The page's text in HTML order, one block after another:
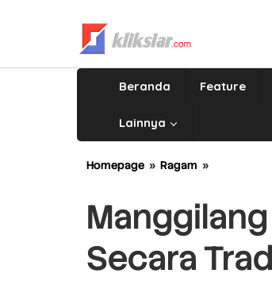
Beranda Feature
Lainnya
Homepage » Ragam »
Tebu
Secara
Tradisional
Secara